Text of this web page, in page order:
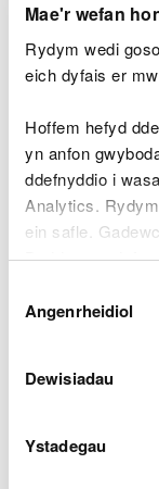
Mae'r wefan
Rydym wedi
eich dyfais er
Hoffem hefyd
yn anfon
ddefnyddio i
Analytics.
ein safle.
Byddwn yn
Gellirdarllen
Caniatâd
Angenrheidiol
Dewisiadau
Ystadegau
gwneud
am ein staff
dyfalu ar
llys parhaus
hawlfraint i'w
sbamio ni
(negeseuon
ceisio
bawb
Nid ydym yn
cyfrifon a
neu'n achosi
gennym unrhyw